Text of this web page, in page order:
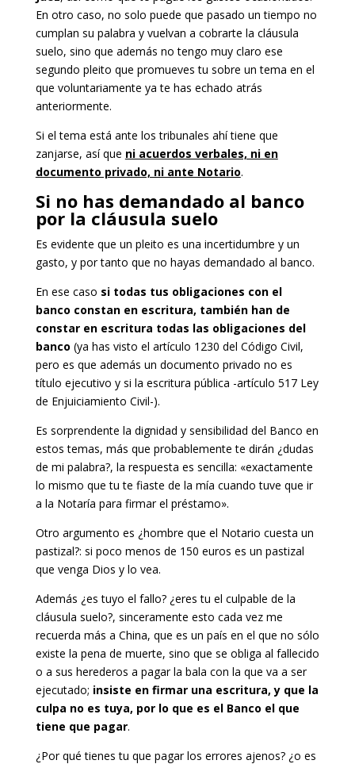
En otro caso, no solo puede que pasado un tiempo no
cumplan su palabra y vuelvan a cobrarte la cláusula
suelo, sino que además no tengo muy claro ese
segundo pleito que promueves tu sobre un tema en el
que voluntariamente ya te has echado atrás
anteriormente.
Si el tema está ante los tribunales ahí tiene que
zanjarse, así que ni acuerdos verbales, ni en
documento privado, ni ante Notario.
Si no has demandado al banco
por la cláusula suelo
Es evidente que un pleito es una incertidumbre y un
gasto, y por tanto que no hayas demandado al banco.
En ese caso si todas tus obligaciones con el
banco constan en escritura, también han de
constar en escritura todas las obligaciones del
banco (ya has visto el artículo 1230 del Código Civil,
pero es que además un documento privado no es
título ejecutivo y si la escritura pública -artículo 517 Ley
de Enjuiciamiento Civil-).
Es sorprendente la dignidad y sensibilidad del Banco en
estos temas, más que probablemente te dirán ¿dudas
de mi palabra?, la respuesta es sencilla: «exactamente
lo mismo que tu te fiaste de la mía cuando tuve que ir
a la Notaría para firmar el préstamo».
Otro argumento es ¿hombre que el Notario cuesta un
pastizal?: si poco menos de 150 euros es un pastizal
que venga Dios y lo vea.
Además ¿es tuyo el fallo? ¿eres tu el culpable de la
cláusula suelo?, sinceramente esto cada vez me
recuerda más a China, que es un país en el que no sólo
existe la pena de muerte, sino que se obliga al fallecido
o a sus herederos a pagar la bala con la que va a ser
ejecutado; insiste en firmar una escritura, y que la
culpa no es tuya, por lo que es el Banco el que
tiene que pagar.
¿Por qué tienes tu que pagar los errores ajenos? ¿o es